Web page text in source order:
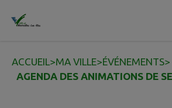
Contenu
ACCUEIL>MA VILLE>ÉVÉNEMENTS>
AGENDA DES ANIMATIONS DE